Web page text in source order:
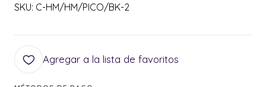
SKU: C-HM/HM/PICO/BK-2
Agregar a la lista de favoritos